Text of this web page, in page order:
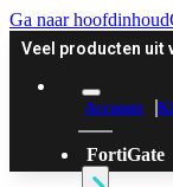
Ga naar hoofdinhoud
Veel producten uit
Account
FortiGate